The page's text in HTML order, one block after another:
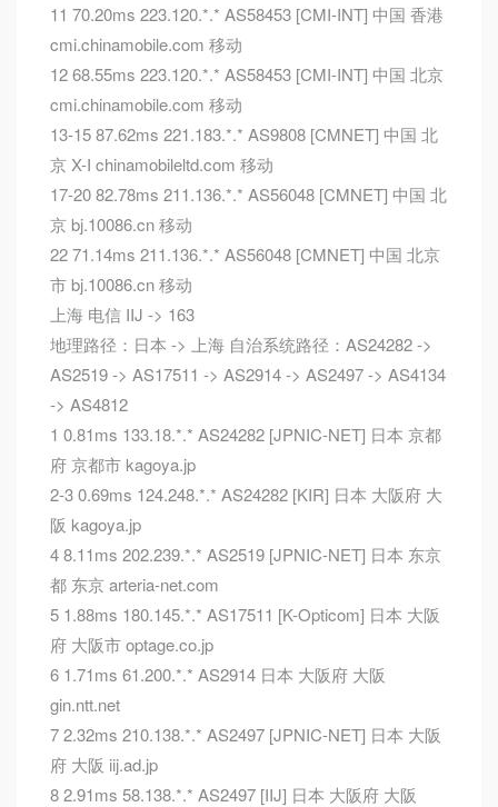
11 70.20ms 223.120.*.* AS58453 [CMI-INT] 中国 香港
cmi.chinamobile.com 移动
12 68.55ms 223.120.*.* AS58453 [CMI-INT] 中国 北京
cmi.chinamobile.com 移动
13-15 87.62ms 221.183.*.* AS9808 [CMNET] 中国 北
京 X-I chinamobileltd.com 移动
17-20 82.78ms 211.136.*.* AS56048 [CMNET] 中国 北
京 bj.10086.cn 移动
22 71.14ms 211.136.*.* AS56048 [CMNET] 中国 北京
市 bj.10086.cn 移动
上海 电信 IIJ -> 163
地理路径：日本 -> 上海 自治系统路径：AS24282 ->
AS2519 -> AS17511 -> AS2914 -> AS2497 -> AS4134
-> AS4812
1 0.81ms 133.18.*.* AS24282 [JPNIC-NET] 日本 京都
府 京都市 kagoya.jp
2-3 0.69ms 124.248.*.* AS24282 [KIR] 日本 大阪府 大
阪 kagoya.jp
4 8.11ms 202.239.*.* AS2519 [JPNIC-NET] 日本 东京
都 东京 arteria-net.com
5 1.88ms 180.145.*.* AS17511 [K-Opticom] 日本 大阪
府 大阪市 optage.co.jp
6 1.71ms 61.200.*.* AS2914 日本 大阪府 大阪
gin.ntt.net
7 2.32ms 210.138.*.* AS2497 [JPNIC-NET] 日本 大阪
府 大阪 iij.ad.jp
8 2.91ms 58.138.*.* AS2497 [IIJ] 日本 大阪府 大阪